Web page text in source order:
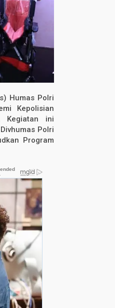
Humas Polri
Kepolisian
Kegiatan ini
Polri
Program